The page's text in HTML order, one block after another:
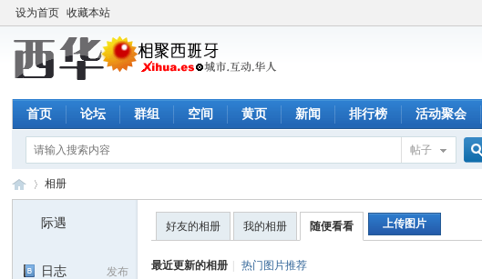
设为首页 收藏本站
首页 论坛 群组 空间 黄页 新闻 排行榜 活动聚会
帖子
›
相册
际遇
发布
日志
好友的相册 我的相册 随便看看 上传图片
最近更新的相册 热门图片推荐